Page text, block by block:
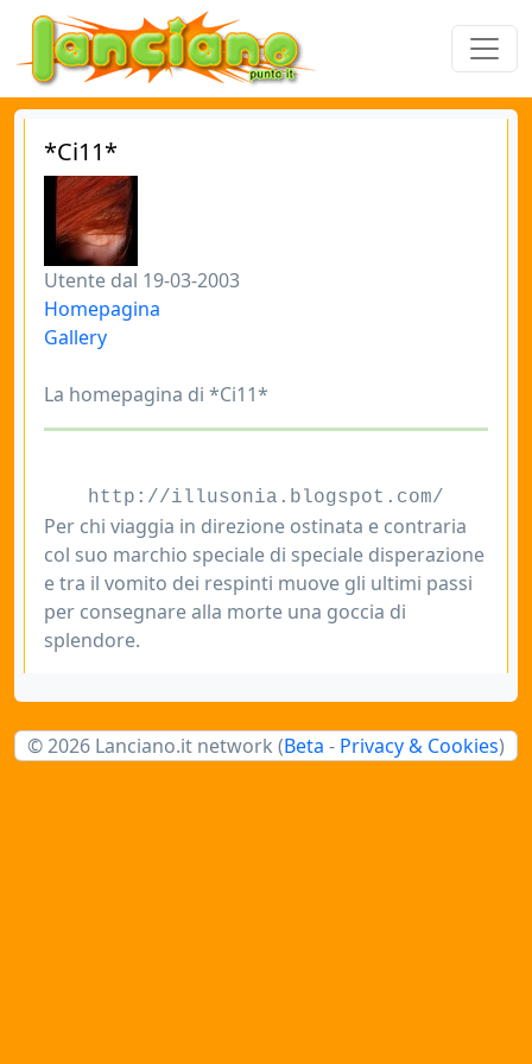
*Ci11*
Utente dal 19-03-2003
Homepagina
Gallery
La homepagina di *Ci11*
http://illusonia.blogspot.com/
Per chi viaggia in direzione ostinata e contraria
col suo marchio speciale di speciale disperazione
e tra il vomito dei respinti muove gli ultimi passi
per consegnare alla morte una goccia di
splendore.
© 2026 Lanciano.it network (Beta - Privacy & Cookies)